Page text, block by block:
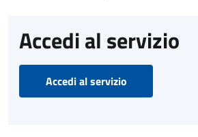
Accedi al servizio
Accedi al servizio